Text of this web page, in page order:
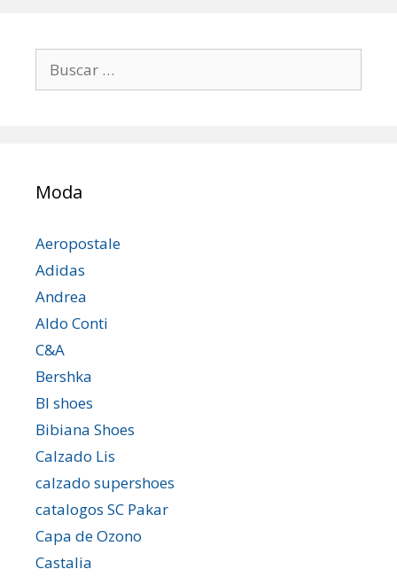
Moda
Aeropostale
Adidas
Andrea
Aldo Conti
C&A
Bershka
Bl shoes
Bibiana Shoes
Calzado Lis
calzado supershoes
catalogos SC Pakar
Capa de Ozono
Castalia